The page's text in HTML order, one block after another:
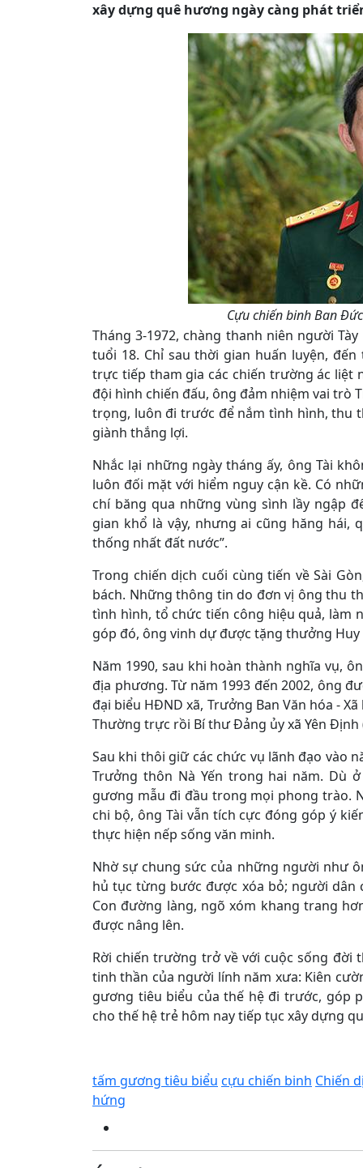
xây dựng quê hương ngày càng phát
Cựu chiến binh Ban
Tháng 3-1972, chàng thanh niên người
tuổi 18. Chỉ sau thời gian huấn luyện,
trực tiếp tham gia các chiến trường ác liệt
đội hình chiến đấu, ông đảm nhiệm vai trò
trọng, luôn đi trước để nắm tình hình, thu
giành thắng lợi.
Nhắc lại những ngày tháng ấy, ông Tài
luôn đối mặt với hiểm nguy cận kề. Có
chí băng qua những vùng sình lầy ngập
gian khổ là vậy, nhưng ai cũng hăng hái,
thống nhất đất nước”.
Trong chiến dịch cuối cùng tiến về Sài
bách. Những thông tin do đơn vị ông thu
tình hình, tổ chức tiến công hiệu quả, làm
góp đó, ông vinh dự được tặng thưởng
Năm 1990, sau khi hoàn thành nghĩa vụ,
địa phương. Từ năm 1993 đến 2002, ông
đại biểu HĐND xã, Trưởng Ban Văn hóa -
Thường trực rồi Bí thư Đảng ủy xã Yên Định
Sau khi thôi giữ các chức vụ lãnh đạo vào
Trưởng thôn Nà Yến trong hai năm. Dù
gương mẫu đi đầu trong mọi phong trào.
chi bộ, ông Tài vẫn tích cực đóng góp ý
thực hiện nếp sống văn minh.
Nhờ sự chung sức của những người như
hủ tục từng bước được xóa bỏ; người
Con đường làng, ngõ xóm khang trang
được nâng lên.
Rời chiến trường trở về với cuộc sống đời
tinh thần của người lính năm xưa: Kiên
gương tiêu biểu của thế hệ đi trước, góp
cho thế hệ trẻ hôm nay tiếp tục xây dựng
tấm gương tiêu biểu cựu chiến binh Chiến
hứng